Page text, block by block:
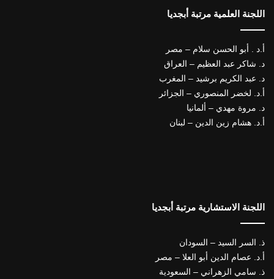
اللجنة العلمية مرتبة أبجديا
أ.د . أبو الحسن سلام – مصر
د. شاكر عبد العظيم – العراق
د. عبد الكريم برشيد – المغرب
أ.د. لخضر المنصوري – الجزائر
د. مروة مهدي – ألمانيا
أ.د. هشام زين الدين – لبنان
اللجنة الاستشارية مرتبة أبجديا
ذ. السر السيد – السودان
أ.د. عصام الدين أبو العلا – مصر
ذ. سامي الزهراني – السعودية